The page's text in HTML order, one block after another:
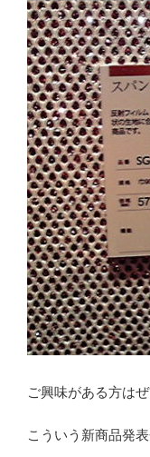
ご興味がある方は
こういう新商品発